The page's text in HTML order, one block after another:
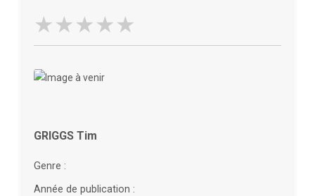
GRIGGS Tim
Genre :
Année de publication :